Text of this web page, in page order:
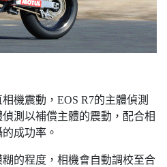
機震動，EOS R7的主體偵測
測以補償主體的震動，配合相
成功率。
的程度，相機會自動調校至合